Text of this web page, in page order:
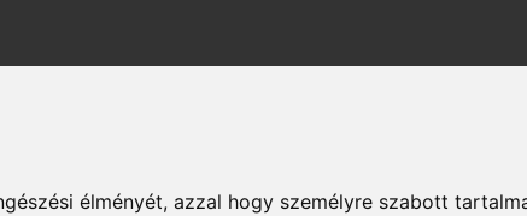
élményét, azzal hogy személyre szabott